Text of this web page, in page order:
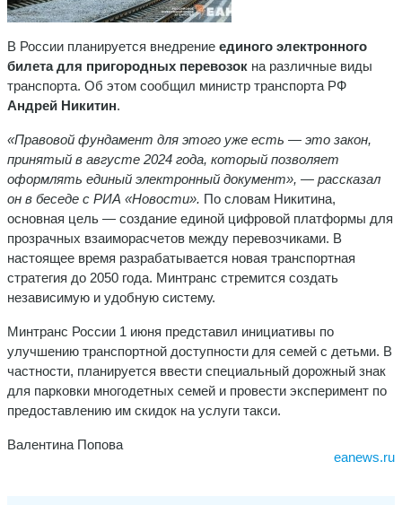
В России планируется внедрение единого электронного
билета для пригородных перевозок на различные виды
транспорта. Об этом сообщил министр транспорта РФ
Андрей Никитин.
«Правовой фундамент для этого уже есть — это закон,
принятый в августе 2024 года, который позволяет
оформлять единый электронный документ», — рассказал
он в беседе с РИА «Новости». По словам Никитина,
основная цель — создание единой цифровой платформы для
прозрачных взаиморасчетов между перевозчиками. В
настоящее время разрабатывается новая транспортная
стратегия до 2050 года. Минтранс стремится создать
независимую и удобную систему.
Минтранс России 1 июня представил инициативы по
улучшению транспортной доступности для семей с детьми. В
частности, планируется ввести специальный дорожный знак
для парковки многодетных семей и провести эксперимент по
предоставлению им скидок на услуги такси.
Валентина Попова
eanews.ru